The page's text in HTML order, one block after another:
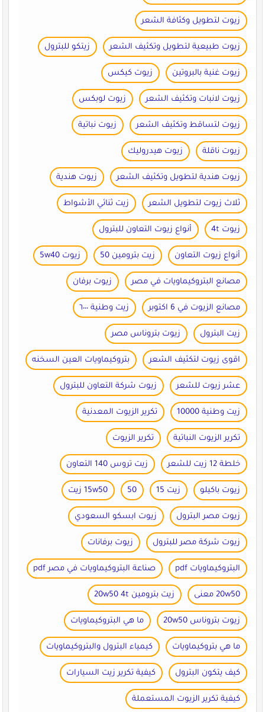
زيوت لتطويل وكثافة الشعر
زيوت طبيعية لتطويل وتكثيف الشعر زيتكو للبترول
زيوت غنية بالبروتين زيوت كيكس
زيوت لانبات وتكثيف الشعر زيوت لوبكس
زيوت لتساقط وتكثيف الشعر زيوت نباتية
زيوت ناقلة زيوت هيدروليك
زيوت هندية لتطويل وتكثيف الشعر زيوت هندية
ثلاث زيوت لتطويل الشعر زيت ثنائي الأشواط
زيوت 4t أنواع زيوت التعاون للبترول
أنواع زيوت التعاون زيت بترومين 50 زيوت 5w40
مصانع البتروكيماويات في مصر زيوت برفان
مصانع الزيوت في 6 اكتوبر زيت وطنية ٦٠٠٠
زيت البترول زيوت بتروناس مصر
اقوى زيوت لتكثيف الشعر بتروكيماويات العين السخنه
عشر زيوت للشعر زيوت شركة التعاون للبترول
زيت وطنية 10000 تكرير الزيوت المعدنية
تكرير الزيوت النباتية تكرير الزيوت
خلطة 12 زيت للشعر زيت تروس 140 التعاون
زيوت باكيلو زيت 15 50 15w50 زيت
زيوت مصر البترول زيوت ابسكو السعودي
زيوت شركة مصر للبترول زيوت برفانات
البتروكيماويات pdf صناعة البتروكيماويات في مصر pdf
20w50 معنى زيت بترومين 20w50 4t
زيوت بتروناس 20w50 ما هي البتروكيماويات
ما هي بتروكيماويات كيمياء البترول والبتروكيماويات
كيف يتكون البترول كيفية تكرير زيت السيارات
كيفية تكرير الزيوت المستعملة